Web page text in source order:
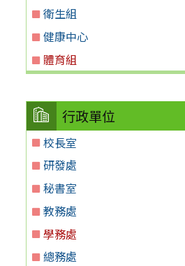
衛生組
健康中心
體育組
行政單位
校長室
研發處
秘書室
教務處
學務處
總務處